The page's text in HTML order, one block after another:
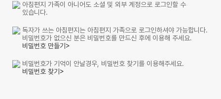
아침편지 가족이 아니어도 소셜 및 외부 계정으로 로그인할 수
있습니다.
독자가 쓰는 아침편지는 아침편지 가족으로 로그인하셔야 가능합니다.
비밀번호가 없으신 분은 비밀번호를 만드신 후에 이용해 주세요.
비밀번호 만들기>
비밀번호가 기억이 안날경우, 비밀번호 찾기를 이용해주세요.
비밀번호 찾기>